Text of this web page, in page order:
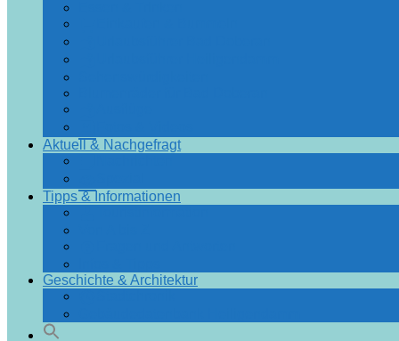
Aktuell & Nachgefragt
Tipps & Informationen
Geschichte & Architektur